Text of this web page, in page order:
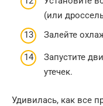
(или
Залейте
Запустите
утечек.
Удивилась, как все